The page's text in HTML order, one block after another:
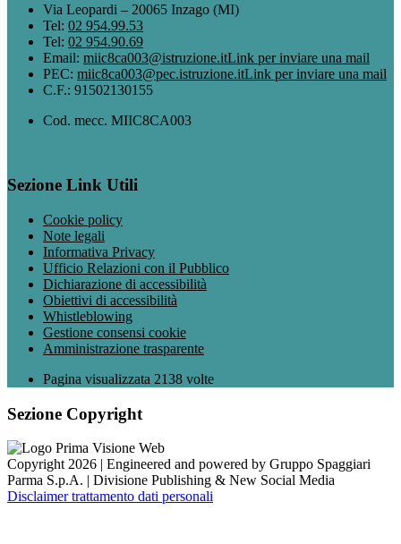
Via Leopardi – 20065 Inzago (MI)
Tel: 02 954.99.53
Tel: 02 954.90.69
Email: miic8ca003@istruzione.itLink per inviare una mail
PEC: miic8ca003@pec.istruzione.itLink per inviare una mail
C.F.: 91502130155
Cod. mecc. MIIC8CA003
Sezione Link Utili
Cookie policy
Note legali
Informativa Privacy
Ufficio Relazioni con il Pubblico
Dichiarazione di accessibilità
Obiettivi di accessibilità
Whistleblowing
Gestione consensi cookie
Amministrazione trasparente
Pagina visualizzata 2138 volte
Sezione Copyright
Copyright 2026 | Engineered and powered by Gruppo Spaggiari
Parma S.p.A. | Divisione Publishing & New Social Media
Disclaimer trattamento dati personali